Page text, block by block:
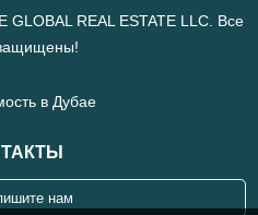
REAL ESTATE LLC. Все
в Дубае
нам